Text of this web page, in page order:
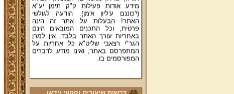
(י'כוננם ע'ליון א'מן). הודעה לגולשי
האתר! הבעלות על אתר זה הינה
פרטית, וכל התכנים המובאים הינם
באחריות עורך האתר בלבד. אין למרן
הגר"י רצאבי שליט"א כל אחריות על
המתפרסם באתר, ואינו מודע לדברים
המפורסמים בו.
יע"א די בכל אתר ואתר